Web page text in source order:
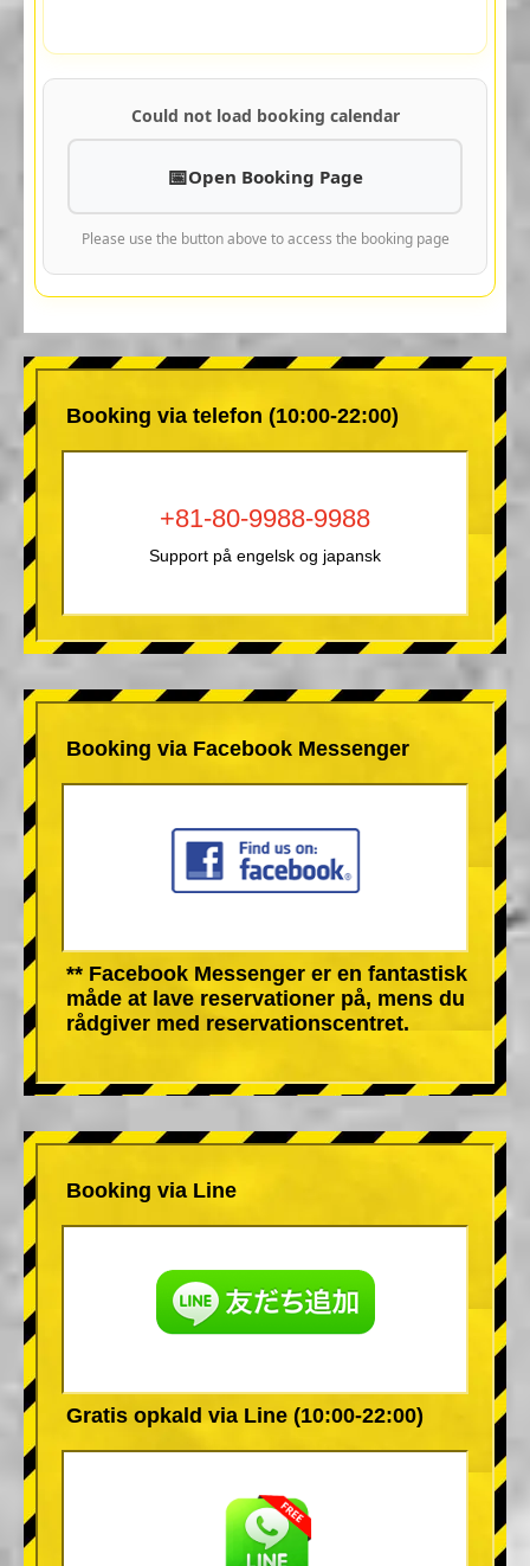
Could not load booking calendar
Open Booking Page
Please use the button above to access the booking page
Booking via telefon (10:00-22:00)
+81-80-9988-9988
Support på engelsk og japansk
Booking via Facebook Messenger
** Facebook Messenger er en fantastisk
måde at lave reservationer på, mens du
rådgiver med reservationscentret.
Booking via Line
Gratis opkald via Line (10:00-22:00)